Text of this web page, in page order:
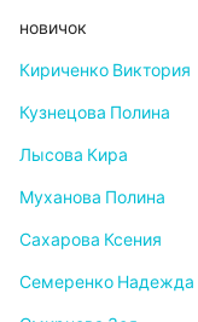
новичок
Кириченко Виктория
Кузнецова Полина
Лысова Кира
Муханова Полина
Сахарова Ксения
Семеренко Надежда